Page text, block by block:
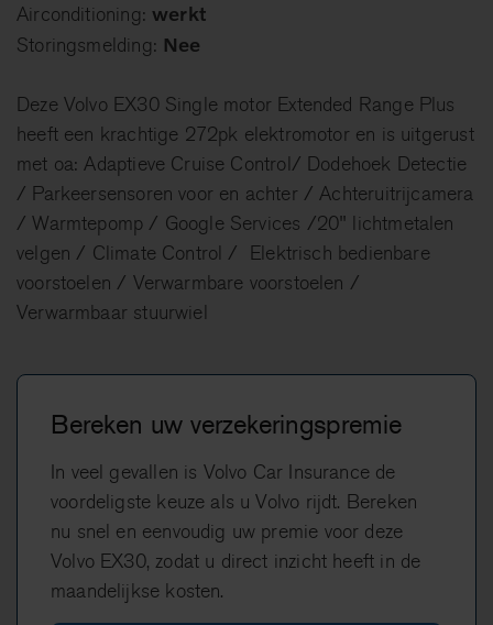
Airconditioning:werkt
Storingsmelding: Nee
Deze Volvo EX30 Single motor Extended Range Plus
heeft een krachtige 272pk elektromotor en is uitgerust
met oa: Adaptieve Cruise Control/ Dodehoek Detectie
/ Parkeersensoren voor en achter / Achteruitrijcamera
/ Warmtepomp / Google Services /20" lichtmetalen
velgen / Climate Control / Elektrisch bedienbare
voorstoelen / Verwarmbare voorstoelen /
Verwarmbaar stuurwiel
Bereken uw verzekeringspremie
In veel gevallen is Volvo Car Insurance de
voordeligste keuze als u Volvo rijdt. Bereken
nu snel en eenvoudig uw premie voor deze
Volvo EX30, zodat u direct inzicht heeft in de
maandelijkse kosten.